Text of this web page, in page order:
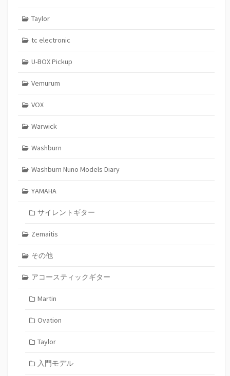
Taylor
tc electronic
U-BOX Pickup
Vemurum
VOX
Warwick
Washburn
Washburn Nuno Models Diary
YAMAHA
サイレントギター
Zemaitis
その他
アコースティックギター
Martin
Ovation
Taylor
入門モデル